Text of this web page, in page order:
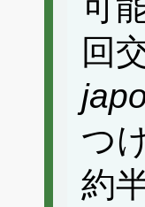
可
回
つ
約